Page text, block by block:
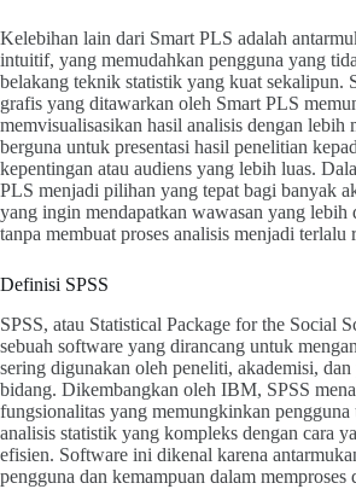
Kelebihan lain dari Smart PLS adalah
intuitif, yang memudahkan pengguna yang
belakang teknik statistik yang kuat sekalipun.
grafis yang ditawarkan oleh Smart PLS
memvisualisasikan hasil analisis dengan lebih
berguna untuk presentasi hasil penelitian
kepentingan atau audiens yang lebih luas.
PLS menjadi pilihan yang tepat bagi banyak
yang ingin mendapatkan wawasan yang lebih
tanpa membuat proses analisis menjadi terlalu
Definisi SPSS
SPSS, atau Statistical Package for the Social
sebuah software yang dirancang untuk
sering digunakan oleh peneliti, akademisi,
bidang. Dikembangkan oleh IBM, SPSS
fungsionalitas yang memungkinkan
analisis statistik yang kompleks dengan cara
efisien. Software ini dikenal karena
pengguna dan kemampuan dalam memproses